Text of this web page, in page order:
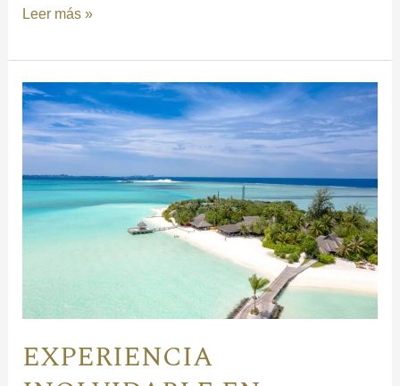
Leer más »
EXPERIENCIA
EXPERIENCIA
INOLVIDABLE
EN
MALDIVAS